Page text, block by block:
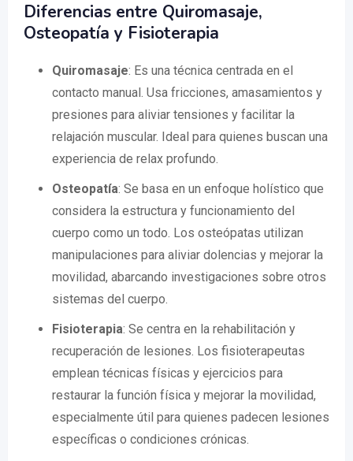
Diferencias entre Quiromasaje,
Osteopatía y Fisioterapia
Quiromasaje: Es una técnica centrada en el
contacto manual. Usa fricciones, amasamientos y
presiones para aliviar tensiones y facilitar la
relajación muscular. Ideal para quienes buscan una
experiencia de relax profundo.
Osteopatía: Se basa en un enfoque holístico que
considera la estructura y funcionamiento del
cuerpo como un todo. Los osteópatas utilizan
manipulaciones para aliviar dolencias y mejorar la
movilidad, abarcando investigaciones sobre otros
sistemas del cuerpo.
Fisioterapia: Se centra en la rehabilitación y
recuperación de lesiones. Los fisioterapeutas
emplean técnicas físicas y ejercicios para
restaurar la función física y mejorar la movilidad,
especialmente útil para quienes padecen lesiones
específicas o condiciones crónicas.